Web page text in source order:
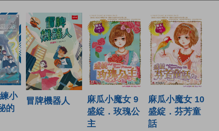
小
的
冒牌機器人
麻瓜小魔女 9
盛綻．玫瑰公
主
麻瓜小魔女 10
盛綻．芬芳童
話